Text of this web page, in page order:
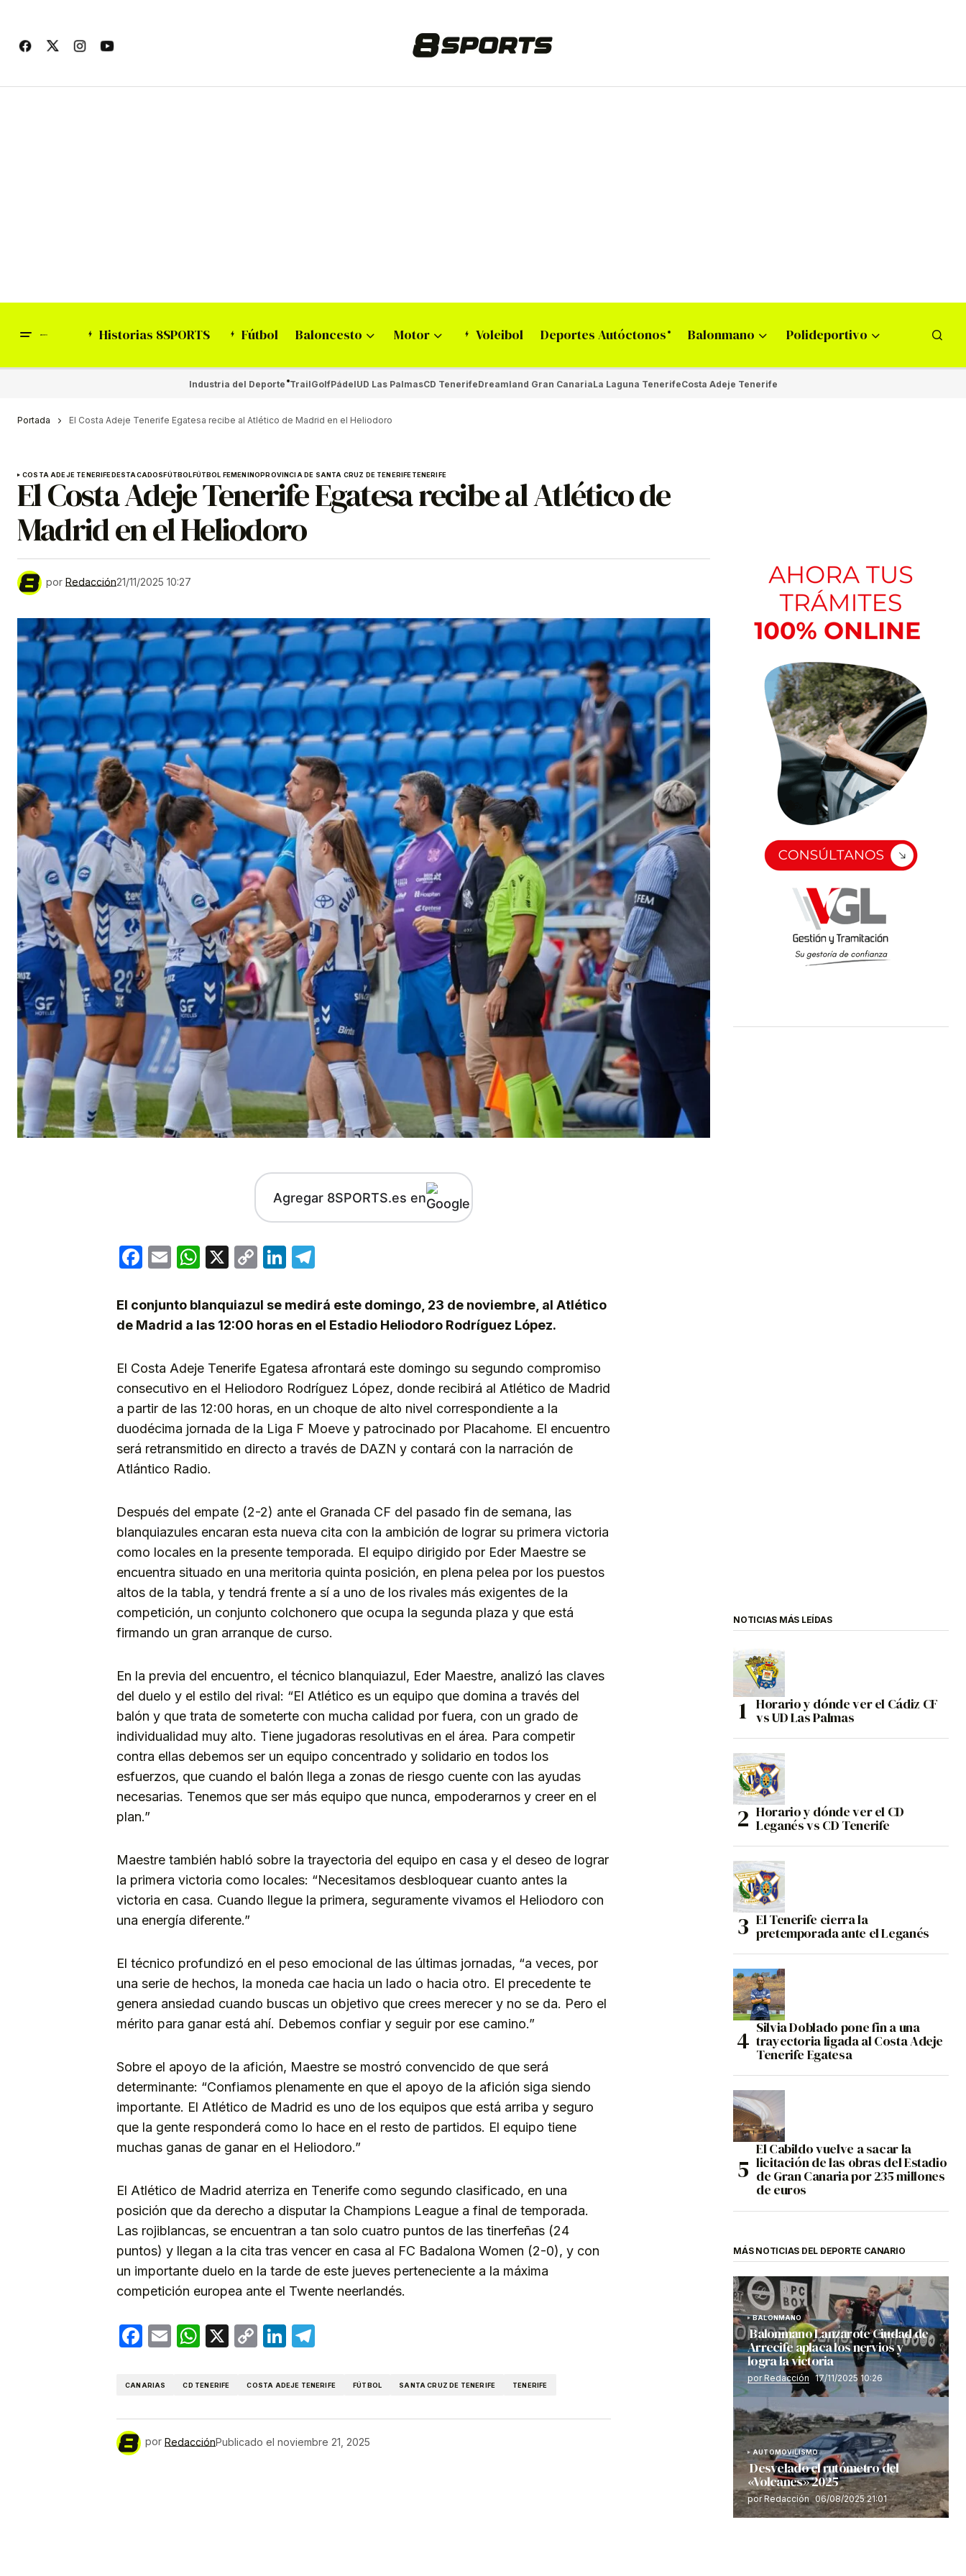
Historias 8SPORTS Fútbol Baloncesto Motor Voleibol Deportes Autóctonos Balonmano Polideportivo
Industria del Deporte TrailGolfPádelUD Las PalmasCD TenerifeDreamland Gran CanariaLa Laguna TenerifeCosta Adeje Tenerife
Portada El Costa Adeje Tenerife Egatesa recibe al Atlético de Madrid en el Heliodoro
COSTA ADEJE TENERIFEDESTACADOSFÚTBOLFÚTBOL FEMENINOPROVINCIA DE SANTA CRUZ DE TENERIFETENERIFE
El Costa Adeje Tenerife Egatesa recibe al Atlético de
Madrid en el Heliodoro
por Redacción21/11/2025 10:27
Agregar 8SPORTS.es en
Facebook
EmailWhatsApp
X
CopyLinkedIn
El conjunto blanquiazul se medirá este domingo, 23 de noviembre, al Atlético
de Madrid a las 12:00 horas en el Estadio Heliodoro Rodríguez López.
El Costa Adeje Tenerife Egatesa afrontará este domingo su segundo compromiso
consecutivo en el Heliodoro Rodríguez López, donde recibirá al Atlético de Madrid
a partir de las 12:00 horas, en un choque de alto nivel correspondiente a la
duodécima jornada de la Liga F Moeve y patrocinado por Placahome. El encuentro
será retransmitido en directo a través de DAZN y contará con la narración de
Atlántico Radio.
Después del empate (2-2) ante el Granada CF del pasado fin de semana, las
blanquiazules encaran esta nueva cita con la ambición de lograr su primera victoria
como locales en la presente temporada. El equipo dirigido por Eder Maestre se
encuentra situado en una meritoria quinta posición, en plena pelea por los puestos
altos de la tabla, y tendrá frente a sí a uno de los rivales más exigentes de la
competición, un conjunto colchonero que ocupa la segunda plaza y que está
firmando un gran arranque de curso.
En la previa del encuentro, el técnico blanquiazul, Eder Maestre, analizó las claves
del duelo y el estilo del rival: “El Atlético es un equipo que domina a través del
balón y que trata de someterte con mucha calidad por fuera, con un grado de
individualidad muy alto. Tiene jugadoras resolutivas en el área. Para competir
contra ellas debemos ser un equipo concentrado y solidario en todos los
esfuerzos, que cuando el balón llega a zonas de riesgo cuente con las ayudas
necesarias. Tenemos que ser más equipo que nunca, empoderarnos y creer en el
plan.”
Maestre también habló sobre la trayectoria del equipo en casa y el deseo de lograr
la primera victoria como locales: “Necesitamos desbloquear cuanto antes la
victoria en casa. Cuando llegue la primera, seguramente vivamos el Heliodoro con
una energía diferente.”
El técnico profundizó en el peso emocional de las últimas jornadas, “a veces, por
una serie de hechos, la moneda cae hacia un lado o hacia otro. El precedente te
genera ansiedad cuando buscas un objetivo que crees merecer y no se da. Pero el
mérito para ganar está ahí. Debemos confiar y seguir por ese camino.”
Sobre el apoyo de la afición, Maestre se mostró convencido de que será
determinante: “Confiamos plenamente en que el apoyo de la afición siga siendo
importante. El Atlético de Madrid es uno de los equipos que está arriba y seguro
que la gente responderá como lo hace en el resto de partidos. El equipo tiene
muchas ganas de ganar en el Heliodoro.”
El Atlético de Madrid aterriza en Tenerife como segundo clasificado, en una
posición que da derecho a disputar la Champions League a final de temporada.
Las rojiblancas, se encuentran a tan solo cuatro puntos de las tinerfeñas (24
puntos) y llegan a la cita tras vencer en casa al FC Badalona Women (2-0), y con
un importante duelo en la tarde de este jueves perteneciente a la máxima
competición europea ante el Twente neerlandés.
Facebook
EmailWhatsApp
X
CopyLinkedIn
CANARIAS CD TENERIFE COSTA ADEJE TENERIFE FÚTBOL SANTA CRUZ DE TENERIFE TENERIFE
por RedacciónPublicado el noviembre 21, 2025
NOTICIAS MÁS LEÍDAS
Horario y dónde ver el Cádiz CF
vs UD Las Palmas
Horario y dónde ver el CD
Leganés vs CD Tenerife
El Tenerife cierra la
pretemporada ante el Leganés
Silvia Doblado pone fin a una
trayectoria ligada al Costa Adeje
Tenerife Egatesa
El Cabildo vuelve a sacar la
licitación de las obras del Estadio
de Gran Canaria por 235 millones
de euros
MÁS NOTICIAS DEL DEPORTE CANARIO
BALONMANO
Balonmano Lanzarote Ciudad de
Arrecife aplaca los nervios y
logra la victoria
por Redacción 17/11/2025 10:26
AUTOMOVILISMO
Desvelado el rutómetro del
«Volcanes» 2025
por Redacción 06/08/2025 21:01